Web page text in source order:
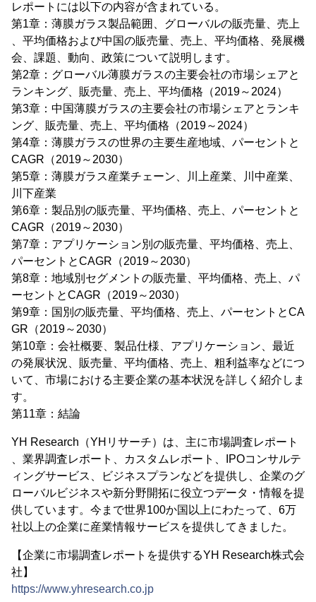
レポートには以下の内容が含まれている。
第1章：薄膜ガラス製品範囲、グローバルの販売量、売上
、平均価格および中国の販売量、売上、平均価格、発展機
会、課題、動向、政策について説明します。
第2章：グローバル薄膜ガラスの主要会社の市場シェアと
ランキング、販売量、売上、平均価格（2019～2024）
第3章：中国薄膜ガラスの主要会社の市場シェアとランキ
ング、販売量、売上、平均価格（2019～2024）
第4章：薄膜ガラスの世界の主要生産地域、パーセントと
CAGR（2019～2030）
第5章：薄膜ガラス産業チェーン、川上産業、川中産業、
川下産業
第6章：製品別の販売量、平均価格、売上、パーセントと
CAGR（2019～2030）
第7章：アプリケーション別の販売量、平均価格、売上、
パーセントとCAGR（2019～2030）
第8章：地域別セグメントの販売量、平均価格、売上、パ
ーセントとCAGR（2019～2030）
第9章：国別の販売量、平均価格、売上、パーセントとCA
GR（2019～2030）
第10章：会社概要、製品仕様、アプリケーション、最近
の発展状況、販売量、平均価格、売上、粗利益率などにつ
いて、市場における主要企業の基本状況を詳しく紹介しま
す。
第11章：結論
YH Research（YHリサーチ）は、主に市場調査レポート
、業界調査レポート、カスタムレポート、IPOコンサルテ
ィングサービス、ビジネスプランなどを提供し、企業のグ
ローバルビジネスや新分野開拓に役立つデータ・情報を提
供しています。今まで世界100か国以上にわたって、6万
社以上の企業に産業情報サービスを提供してきました。
【企業に市場調査レポートを提供するYH Research株式会
社】
https://www.yhresearch.co.jp